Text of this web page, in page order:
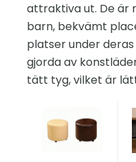
attraktiva ut. De är
barn, bekvämt
platser under
gjorda av
tätt tyg, vilket är